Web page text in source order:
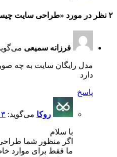
۲ نظر در مورد « طراحی سایت
فرزانه سمیعی
مدل رایگان سایت به چه
دارد
پاسخ
روکا می‌گوید:
با سلام
اگر منظور شما
ما فقط برای موارد